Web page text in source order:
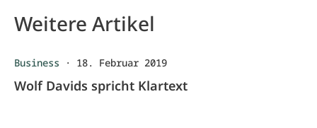
Weitere Artikel
Business · 18. Februar 2019
Wolf Davids spricht Klartext